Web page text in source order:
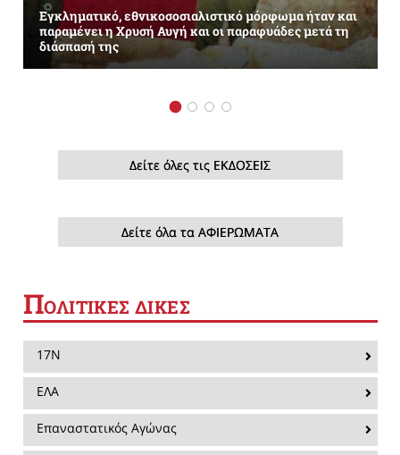
Εγκληματικό, εθνικοσοσιαλιστικό μόρφωμα ήταν και
παραμένει η Χρυσή Αυγή και οι παραφυάδες μετά τη
διάσπασή της
Δείτε όλες τις ΕΚΔΟΣΕΙΣ
Δείτε όλα τα ΑΦΙΕΡΩΜΑΤΑ
ΠΟΛΙΤΙΚΕΣ ΔΙΚΕΣ
17Ν
ΕΛΑ
Επαναστατικός Αγώνας